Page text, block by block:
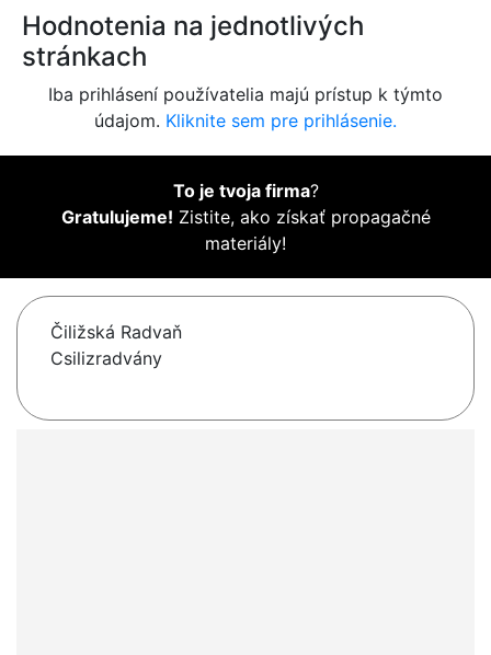
Hodnotenia na jednotlivých
stránkach
Iba prihlásení používatelia majú prístup k týmto
údajom. Kliknite sem pre prihlásenie.
To je tvoja firma?
Gratulujeme! Zistite, ako získať propagačné
materiály!
Čiližská Radvaň
Csilizradvány